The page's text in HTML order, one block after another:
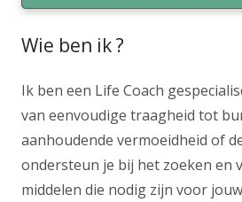
Wie ben ik ?
Ik ben een Life Coach
van eenvoudige traagheid tot
aanhoudende vermoeidheid of
ondersteun je bij het zoeken en
middelen die nodig zijn voor